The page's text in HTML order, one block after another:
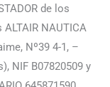
de los
NAUTICA
Nº39 4-1, –
NIF B07820509 y